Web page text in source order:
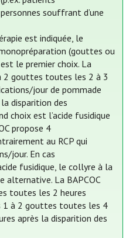
souffrant d’une
est indiquée, le
(gouttes ou
le premier choix. La
2 gouttes toutes les 2 à 3
jour de pommade
disparition des
choix est l’acide fusidique
propose 4
au RCP qui
jour. En cas
fusidique, le collyre à la
alternative. La BAPCOC
toutes les 2 heures
1 à 2 gouttes toutes les 4
après la disparition des